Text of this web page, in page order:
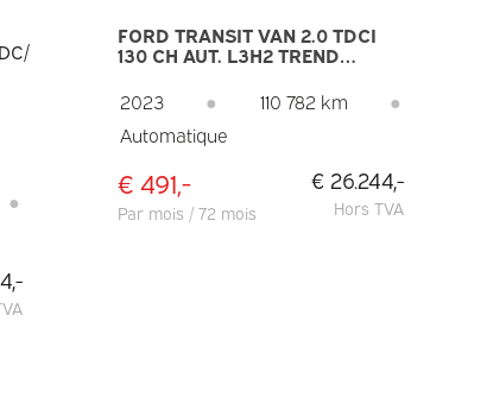
●
FORD TRANSIT VAN 2.0 TDCI
130 CH AUT. L3H2 TREND
CAMERA/ PDC/ CLIMATE/
CRUISE
2023 ● 110 782 km
●
Automatique
€ 491,-
Par mois / 72 mois
€ 26.244,-
Hors TVA